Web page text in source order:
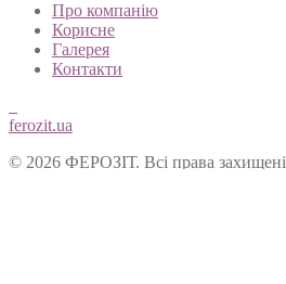
Про компанію
Корисне
Галерея
Контакти
ferozit.ua
© 2026 ФЕРОЗІТ. Всі права захищені